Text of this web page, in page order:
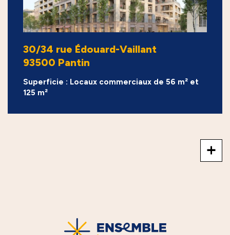
30/34 rue Édouard-Vaillant
93500 Pantin
Superficie : Locaux commerciaux de 56 m² et
125 m²
+